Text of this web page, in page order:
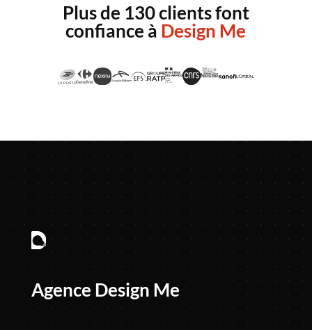
Plus de 130 clients font
confiance à Design Me
Agence Design Me